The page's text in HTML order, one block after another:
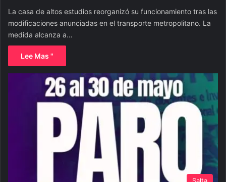
La casa de altos estudios reorganizó su funcionamiento tras las
modificaciones anunciadas en el transporte metropolitano. La
medida alcanza a…
Lee Mas "
Salta